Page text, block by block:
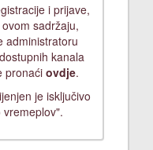
i prijave,
sadržaju,
administratoru
kanala
pronaćiovdje.
je isključivo